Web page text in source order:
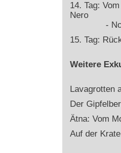
14. Tag:
Nero
-
15. Tag:
Weitere
Lavagrotten
Der
Ätna: Vom
Auf der